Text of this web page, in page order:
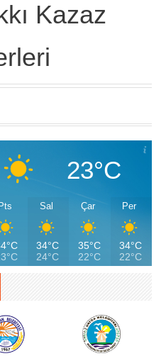
Kazaz
23°C
Pts Sal
34°C
24°C
Çar
35°C
22°C
Per
34°C
22°C